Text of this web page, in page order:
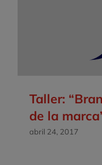
Taller:
de la
abril 24, 2017